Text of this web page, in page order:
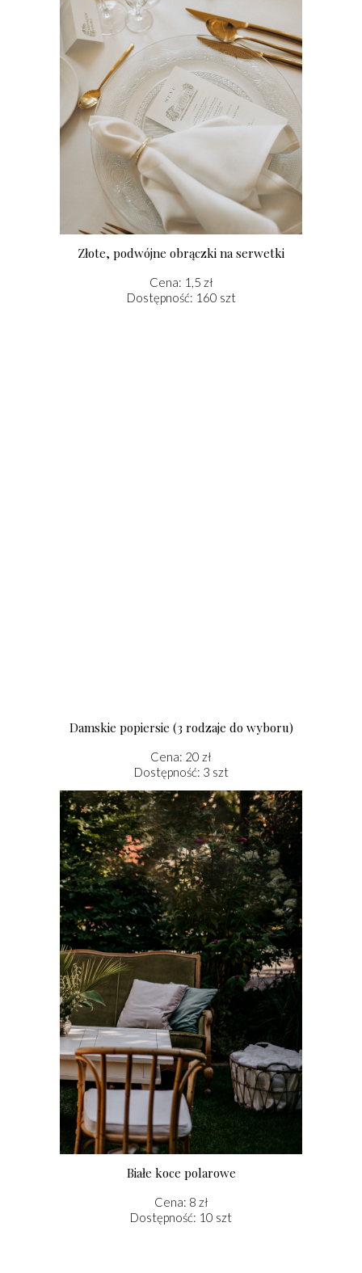
Cena: 20 zł
Dostępność: 3 szt
Damskie popiersie (3 rodzaje do wyboru)
Cena: 1,5 zł
Dostępność: 160 szt
Złote, podwójne obrączki na serwetki
Cena: 8 zł
Dostępność: 10 szt
Białe koce polarowe